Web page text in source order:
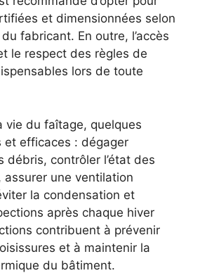
et dimensionnées selon
fabricant. En outre, l’accès
le respect des règles de
lors de toute
vie du faîtage, quelques
et efficaces : dégager
débris, contrôler l’état des
assurer une ventilation
la condensation et
après chaque hiver
contribuent à prévenir
et à maintenir la
du bâtiment.